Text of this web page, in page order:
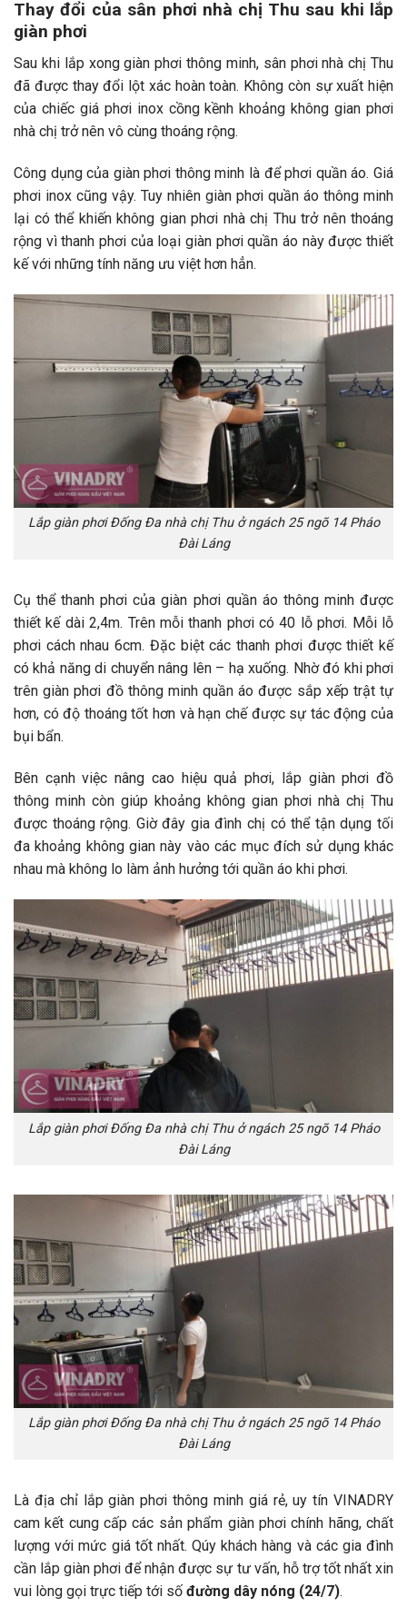
Thay đổi của sân phơi nhà chị Thu sau khi lắp
giàn phơi
Sau khi lắp xong giàn phơi thông minh, sân phơi nhà chị Thu
đã được thay đổi lột xác hoàn toàn. Không còn sự xuất hiện
của chiếc giá phơi inox cồng kềnh khoảng không gian phơi
nhà chị trở nên vô cùng thoáng rộng.
Công dụng của giàn phơi thông minh là để phơi quần áo. Giá
phơi inox cũng vậy. Tuy nhiên giàn phơi quần áo thông minh
lại có thể khiến không gian phơi nhà chị Thu trở nên thoáng
rộng vì thanh phơi của loại giàn phơi quần áo này được thiết
kế với những tính năng ưu việt hơn hẳn.
Lắp giàn phơi Đống Đa nhà chị Thu ở ngách 25 ngõ 14 Pháo
Đài Láng
Cụ thể thanh phơi của giàn phơi quần áo thông minh được
thiết kế dài 2,4m. Trên mỗi thanh phơi có 40 lỗ phơi. Mỗi lỗ
phơi cách nhau 6cm. Đặc biệt các thanh phơi được thiết kế
có khả năng di chuyển nâng lên – hạ xuống. Nhờ đó khi phơi
trên giàn phơi đồ thông minh quần áo được sắp xếp trật tự
hơn, có độ thoáng tốt hơn và hạn chế được sự tác động của
bụi bẩn.
Bên cạnh việc nâng cao hiệu quả phơi, lắp giàn phơi đồ
thông minh còn giúp khoảng không gian phơi nhà chị Thu
được thoáng rộng. Giờ đây gia đình chị có thể tận dụng tối
đa khoảng không gian này vào các mục đích sử dụng khác
nhau mà không lo làm ảnh hưởng tới quần áo khi phơi.
Lắp giàn phơi Đống Đa nhà chị Thu ở ngách 25 ngõ 14 Pháo
Đài Láng
Lắp giàn phơi Đống Đa nhà chị Thu ở ngách 25 ngõ 14 Pháo
Đài Láng
Là địa chỉ lắp giàn phơi thông minh giá rẻ, uy tín VINADRY
cam kết cung cấp các sản phẩm giàn phơi chính hãng, chất
lượng với mức giá tốt nhất. Qúy khách hàng và các gia đình
cần lắp giàn phơi để nhận được sự tư vấn, hỗ trợ tốt nhất xin
vui lòng gọi trực tiếp tới số đường dây nóng (24/7).